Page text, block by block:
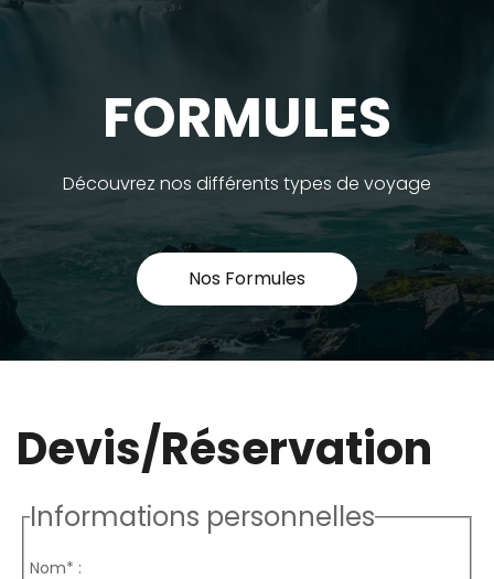
FORMULES
Découvrez nos différents types de voyage
Nos Formules
Devis/Réservation
Informations personnelles
Nom* :